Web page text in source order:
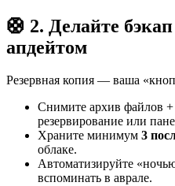
🛟 2. Делайте
апдейтом
Резервная копия — ваша
Снимите архив файлов
резервирование или
Храните минимум 3
облаке.
Автоматизируйте
вспоминать в аврале.